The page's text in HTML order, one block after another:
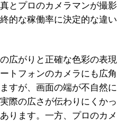
とプロのカメラマンが撮影
的な稼働率に決定的な違い
広がりと正確な色彩の表現
トフォンのカメラにも広角
すが、画面の端が不自然に
際の広さが伝わりにくかっ
ります。一方、プロのカメ